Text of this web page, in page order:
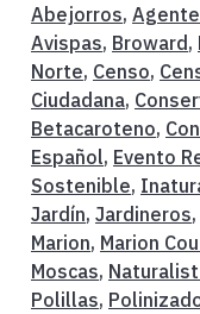
Abejorros,
Avispas, Broward,
Norte, Censo,
Ciudadana,
Betacaroteno,
Español, Evento
Sostenible,
Jardín, Jardineros,
Marion, Marion
Moscas,
Polillas,